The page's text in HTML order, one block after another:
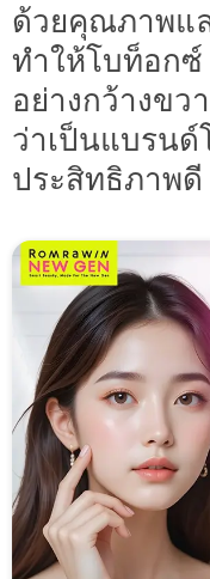
ด้วยคุณภาพแ
ทำให้โบท็อกซ์
อย่างกว้างขว
ว่าเป็นแบรนด์
ประสิทธิภาพดี